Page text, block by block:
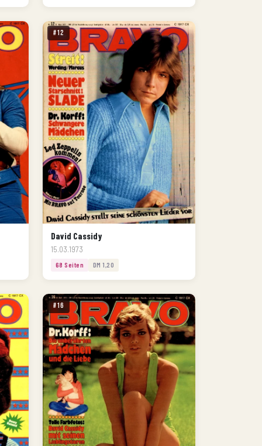
#12
David Cassidy
15.03.1973
68 Seiten DM 1,20
#16